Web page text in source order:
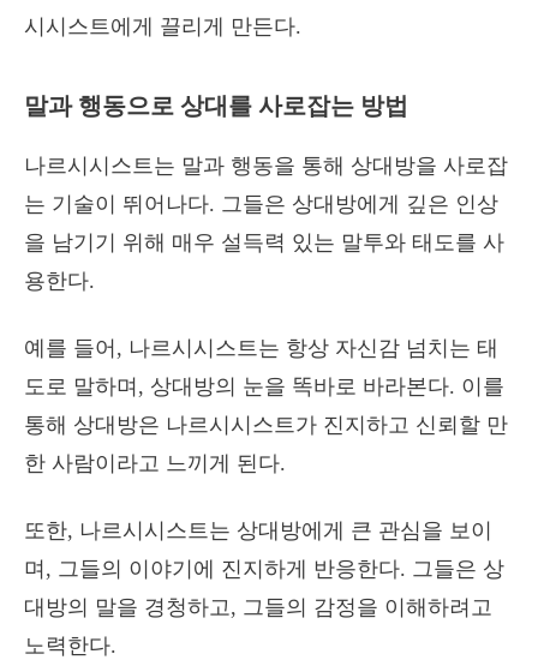
시시스트에게 끌리게 만든다.
말과 행동으로 상대를 사로잡는 방법
나르시시스트는 말과 행동을 통해 상대방을 사로잡
는 기술이 뛰어나다. 그들은 상대방에게 깊은 인상
을 남기기 위해 매우 설득력 있는 말투와 태도를 사
용한다.
예를 들어, 나르시시스트는 항상 자신감 넘치는 태
도로 말하며, 상대방의 눈을 똑바로 바라본다. 이를
통해 상대방은 나르시시스트가 진지하고 신뢰할 만
한 사람이라고 느끼게 된다.
또한, 나르시시스트는 상대방에게 큰 관심을 보이
며, 그들의 이야기에 진지하게 반응한다. 그들은 상
대방의 말을 경청하고, 그들의 감정을 이해하려고
노력한다.